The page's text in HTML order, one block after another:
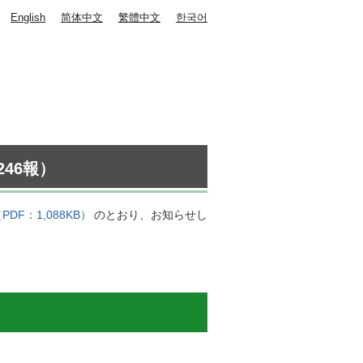
English 简体中文 繁體中文 한국어
報）
：1,088KB）
のとおり、お知らせし